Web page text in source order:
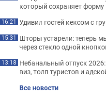
который сохраняет форму
16:21 Удивил гостей кексом с
15:31 Шторы устарели: теперь
через стекло одной
13:18 Небанальный отпуск
виз, толп туристов и
Все новости